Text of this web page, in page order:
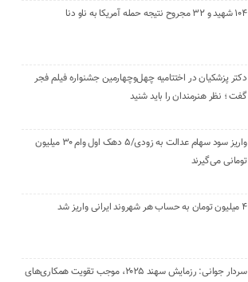
۱۰۴ شهید و ۳۲ مجروح نتیجه حمله آمریکا به ناو دنا
دکتر پزشکیان در اختتامیه چهل‌وچهارمین جشنواره فیلم فجر
گفت ؛ نظر هنرمندان را باید شنید
واریز سود سهام عدالت به زودی/۵ دهک اول وام ۳۰ میلیون
تومانی می‌گیرند
۴ میلیون تومان به حساب هر شهروند ایرانی واریز شد
سردار جوانی: رزمایش سهند ۲۰۲۵، موجب تقویت همکاری‌های